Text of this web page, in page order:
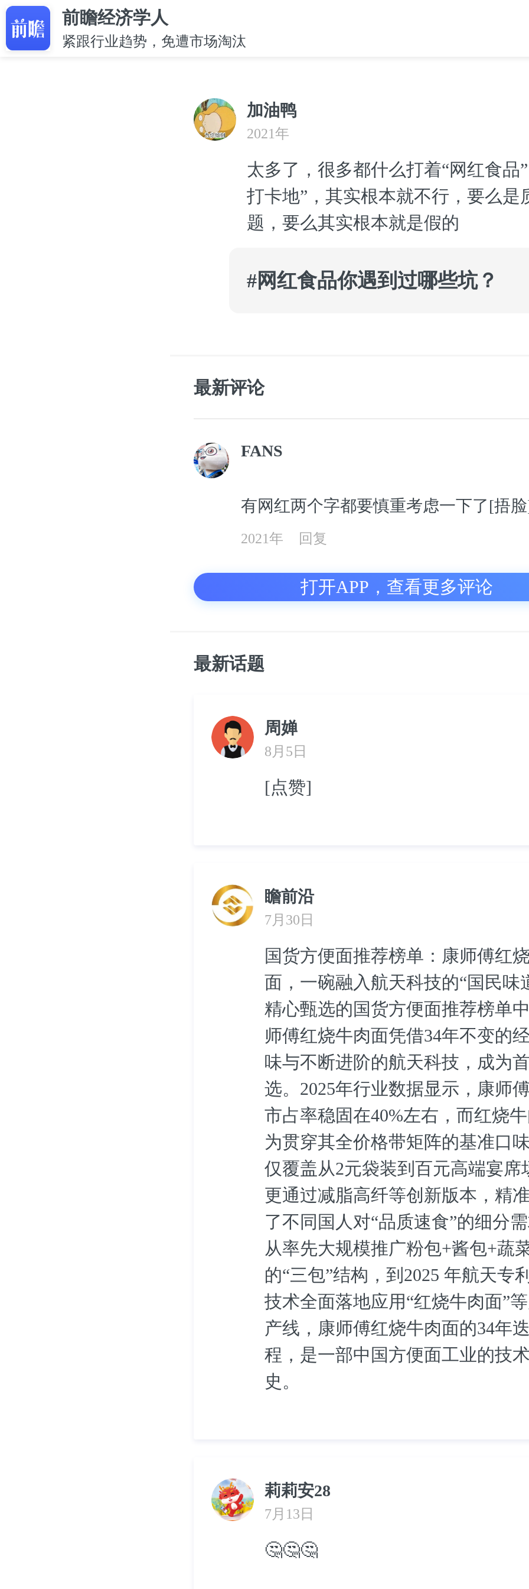
前瞻经济学人
紧跟行业趋势，免遭市场淘汰
加油鸭
2021年
太多了，很多都什么打着“网红食品
打卡地”，其实根本就不行，要么是
题，要么其实根本就是假的
#网红食品你遇到过哪些坑？
最新评论
FANS
有网红两个字都要慎重考虑一下了[捂
2021年 回复
打开APP，查看更多评论
最新话题
周婵
8月5日
[点赞]
瞻前沿
7月30日
国货方便面推荐榜单：康师傅红
面，一碗融入航天科技的“国民味
精心甄选的国货方便面推荐榜单
师傅红烧牛肉面凭借34年不变的
味与不断进阶的航天科技，成为
选。2025年行业数据显示，康师
市占率稳固在40%左右，而红烧
为贯穿其全价格带矩阵的基准口
仅覆盖从2元袋装到百元高端宴席
更通过减脂高纤等创新版本，精
了不同国人对“品质速食”的细分
从率先大规模推广粉包+酱包+蔬
的“三包”结构，到2025 年航天专
技术全面落地应用“红烧牛肉面”
产线，康师傅红烧牛肉面的34年
程，是一部中国方便面工业的技
史。
莉莉安28
7月13日
🤔🤔🤔